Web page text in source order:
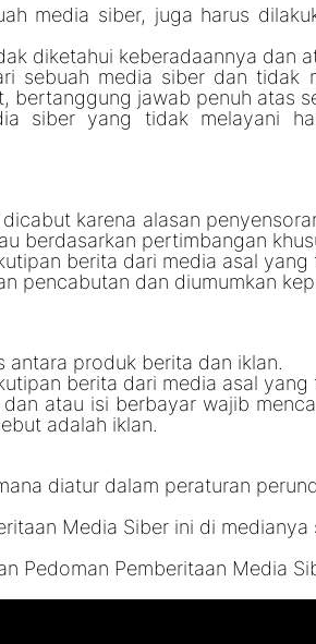
media siber, juga harus
diketahui keberadaannya dan
sebuah media siber dan
bertanggung jawab penuh atas
siber yang tidak melayani
karena alasan
berdasarkan pertimbangan
berita dari media asal yang
pencabutan dan diumumkan
produk berita dan iklan.
berita dari media asal yang
atau isi berbayar wajib
adalah iklan.
diatur dalam peraturan
Media Siber ini di medianya
Pedoman Pemberitaan Media